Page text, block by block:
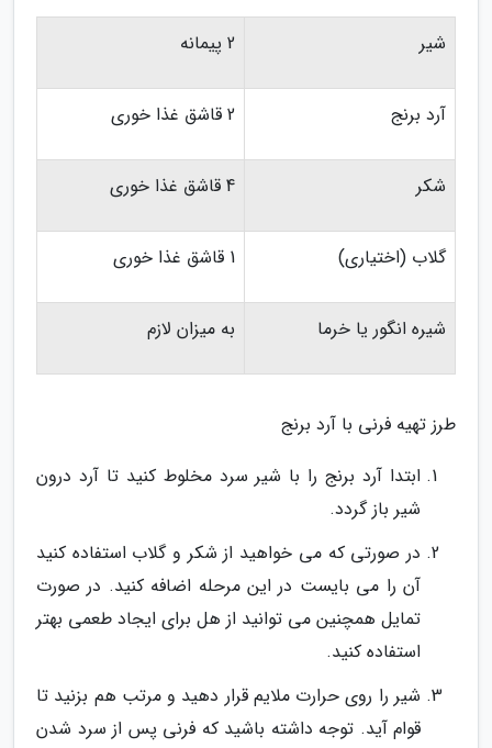
شیر 2 پیمانه
آرد برنج 2 قاشق غذا خوری
شکر 4 قاشق غذا خوری
گلاب (اختیاری) 1 قاشق غذا خوری
شیره انگور یا خرما به میزان لازم
طرز تهیه فرنی با آرد برنج
ابتدا آرد برنج را با شیر سرد مخلوط کنید تا آرد درون
شیر باز گردد.
در صورتی که می خواهید از شکر و گلاب استفاده کنید
آن را می بایست در این مرحله اضافه کنید. در صورت
تمایل همچنین می توانید از هل برای ایجاد طعمی بهتر
استفاده کنید.
شیر را روی حرارت ملایم قرار دهید و مرتب هم بزنید تا
قوام آید. توجه داشته باشید که فرنی پس از سرد شدن